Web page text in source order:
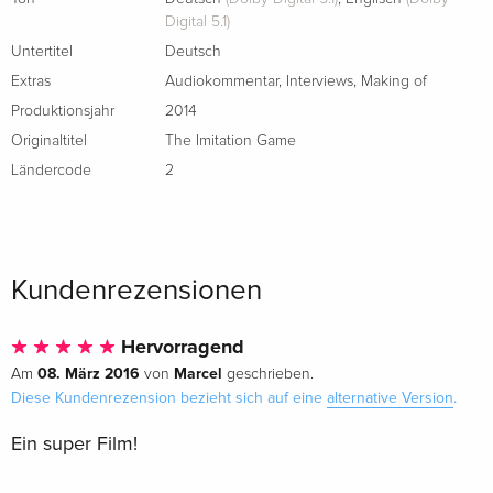
Digital 5.1)
Untertitel
Deutsch
Extras
Audiokommentar, Interviews, Making of
Produktionsjahr
2014
Originaltitel
The Imitation Game
Ländercode
2
Kundenrezensionen
Hervorragend
Am 08. März 2016 von Marcel geschrieben.
Diese Kundenrezension bezieht sich auf eine alternative Version.
Ein super Film!